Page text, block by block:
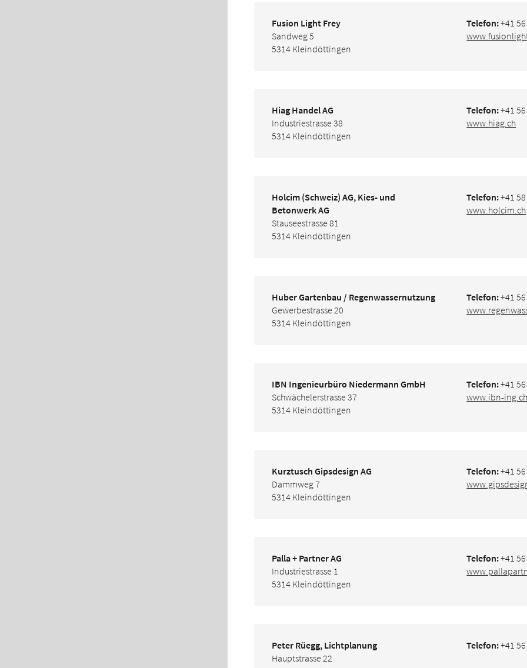
Fusion Light Frey
Sandweg 5
5314 Kleindöttingen
Telefon:+41
Hiag Handel AG
Industriestrasse 38
5314 Kleindöttingen
Telefon:+41
www.hiag.ch
Holcim (Schweiz) AG, Kies- und
Betonwerk AG
Stauseestrasse 81
5314 Kleindöttingen
Telefon:+41
www.holcim.ch
Huber Gartenbau / Regenwassernutzung
Gewerbestrasse 20
5314 Kleindöttingen
Telefon:+41
IBN Ingenieurbüro Niedermann GmbH
Schwächelerstrasse 37
5314 Kleindöttingen
Telefon:+41
www.ibn-ing.ch
Kurztusch Gipsdesign AG
Dammweg 7
5314 Kleindöttingen
Telefon:+41
Palla + Partner AG
Industriestrasse 1
5314 Kleindöttingen
Telefon:+41
Peter Rüegg, Lichtplanung
Hauptstrasse 22
Telefon:+41